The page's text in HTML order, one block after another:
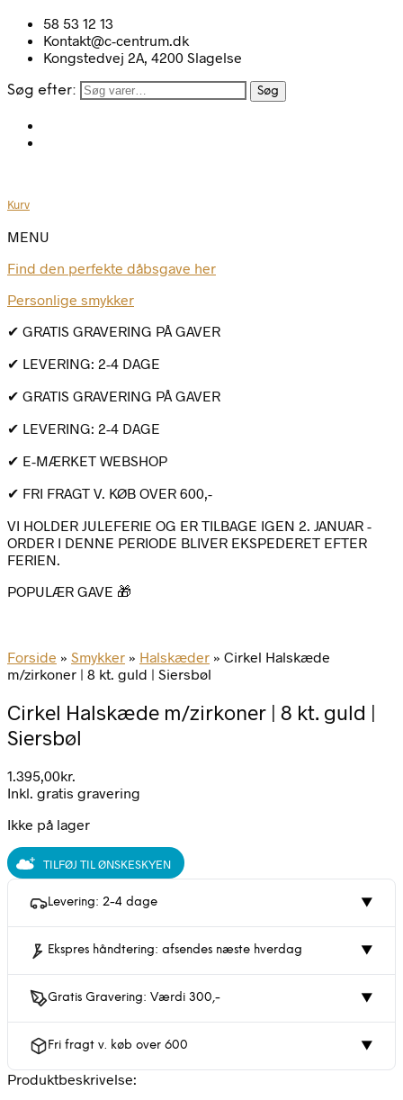
58 53 12 13
Kontakt@c-centrum.dk
Kongstedvej 2A, 4200 Slagelse
Søg efter: Søg
Kurv
MENU
Find den perfekte dåbsgave her
Personlige smykker
✔ GRATIS GRAVERING PÅ GAVER
✔ LEVERING: 2-4 DAGE
✔ GRATIS GRAVERING PÅ GAVER
✔ LEVERING: 2-4 DAGE
✔ E-MÆRKET WEBSHOP
✔ FRI FRAGT V. KØB OVER 600,-
VI HOLDER JULEFERIE OG ER TILBAGE IGEN 2. JANUAR -
ORDER I DENNE PERIODE BLIVER EKSPEDERET EFTER
FERIEN.
POPULÆR GAVE 🎁
Forside » Smykker » Halskæder » Cirkel Halskæde
m/zirkoner | 8 kt. guld | Siersbøl
Cirkel Halskæde m/zirkoner | 8 kt. guld |
Siersbøl
1.395,00kr.
Inkl. gratis gravering
Ikke på lager
TILFØJ TIL ØNSKESKYEN
Levering: 2-4 dage ▼
Ekspres håndtering: afsendes næste hverdag ▼
Gratis Gravering: Værdi 300,- ▼
Fri fragt v. køb over 600 ▼
Produktbeskrivelse: